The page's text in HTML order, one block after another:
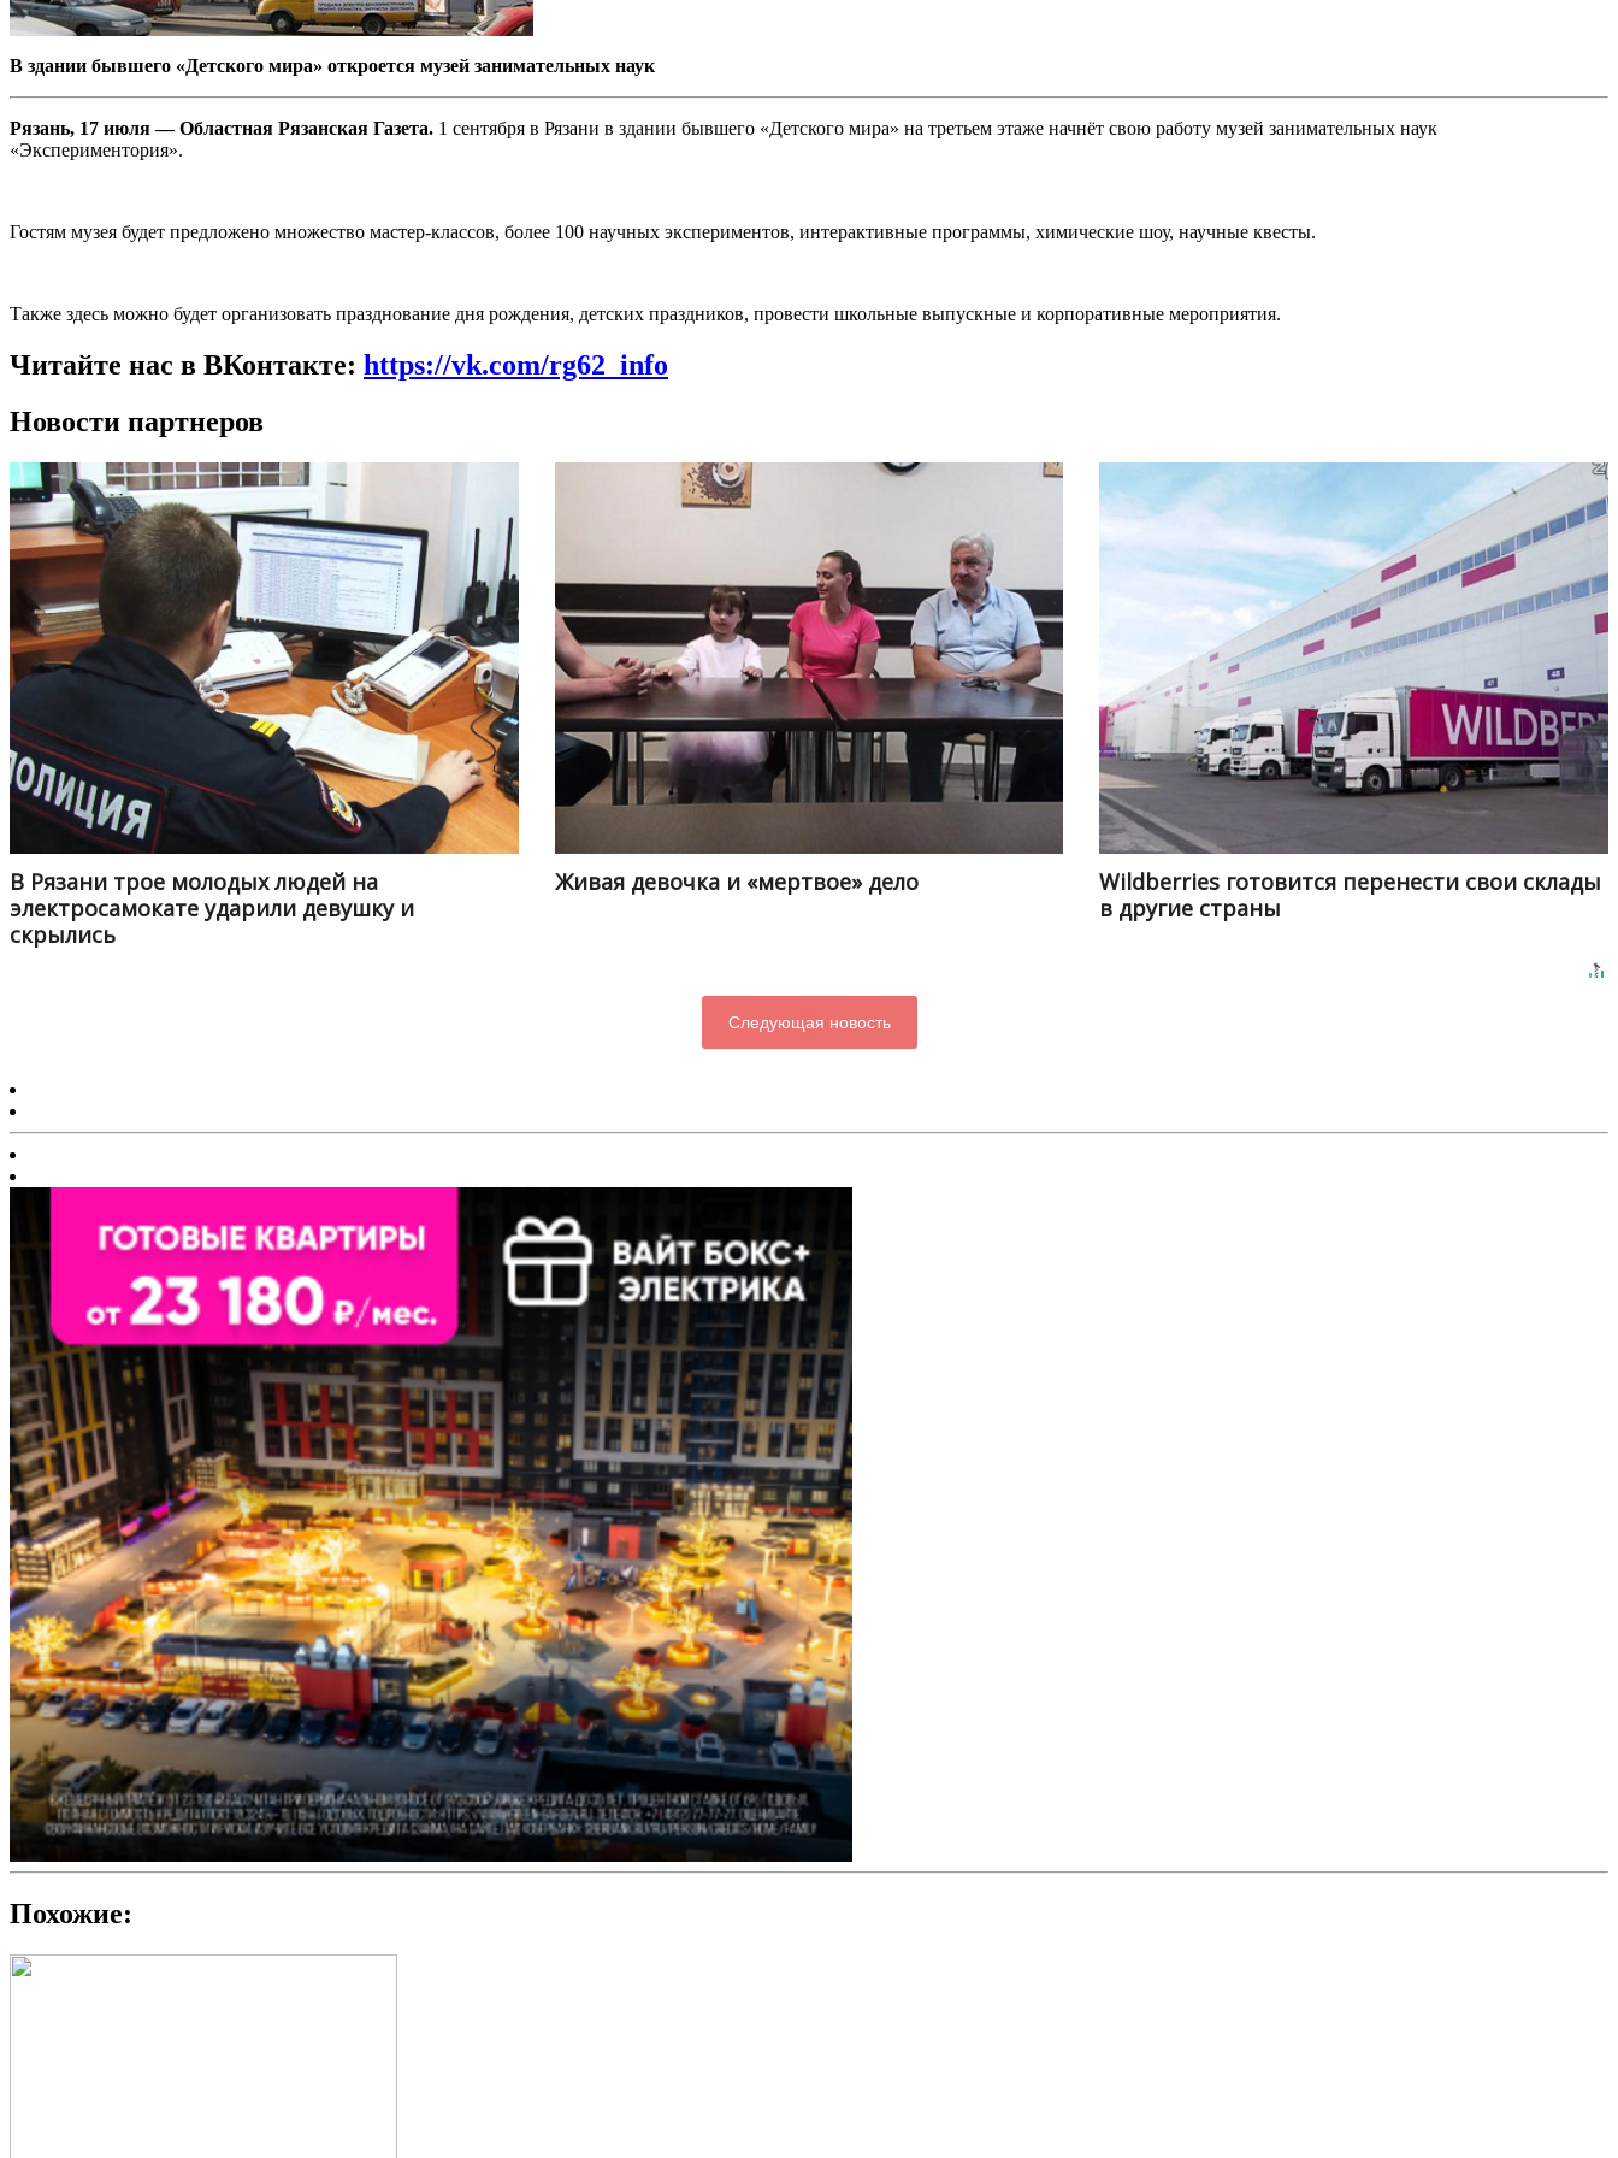
В здании бывшего «Детского мира» откроется музей занимательных наук
Рязань, 17 июля — Областная Рязанская Газета. 1 сентября в Рязани в здании бывшего «Детского мира» на третьем этаже начнёт свою работу музей занимательных наук
«Экспериментория».
Гостям музея будет предложено множество мастер-классов, более 100 научных экспериментов, интерактивные программы, химические шоу, научные квесты.
Также здесь можно будет организовать празднование дня рождения, детских праздников, провести школьные выпускные и корпоративные мероприятия.
Читайте нас в ВКонтакте: https://vk.com/rg62_info
Новости партнеров
В Рязани трое молодых людей на
электросамокате ударили девушку и
скрылись
Живая девочка и «мертвое» дело
Wildberries готовится перенести свои склады
в другие страны
Следующая новость
Похожие: